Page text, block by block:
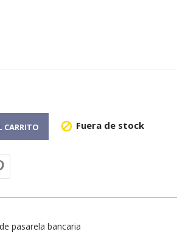
CARRITO  Fuera de stock
pasarela bancaria